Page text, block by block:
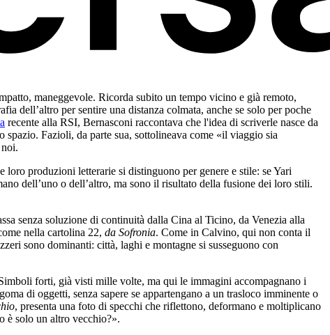
maneggevole. Ricorda subito un tempo vicino e già remoto,
dell’altro per sentire una distanza colmata, anche se solo per poche
recente alla RSI, Bernasconi raccontava che l'idea di scriverle nasce da
Fazioli, da parte sua, sottolineava come «il viaggio sia
produzioni letterarie si distinguono per genere e stile: se Yari
dell’uno o dell’altro, ma sono il risultato della fusione dei loro stili.
senza soluzione di continuità dalla Cina al Ticino, da Venezia alla
nella cartolina 22, da Sofronia. Come in Calvino, qui non conta il
sono dominanti: città, laghi e montagne si susseguono con
forti, già visti mille volte, ma qui le immagini accompagnano i
di oggetti, senza sapere se appartengano a un trasloco imminente o
, presenta una foto di specchi che riflettono, deformano e moltiplicano
è solo un altro vecchio?».